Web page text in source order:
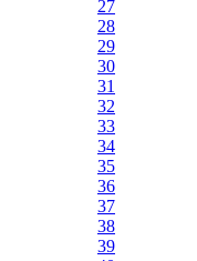
27
28
29
30
31
32
33
34
35
36
37
38
39